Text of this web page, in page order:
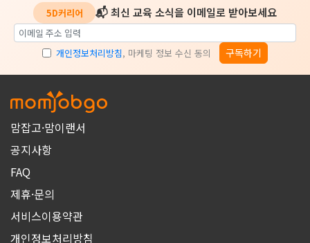
5D커리어 📬 최신 교육 소식을 이메일로 받아보세요
개인정보처리방침, 마케팅 정보 수신 동의 구독하기
맘잡고·맘이랜서
공지사항
FAQ
제휴·문의
서비스이용약관
개인정보처리방침